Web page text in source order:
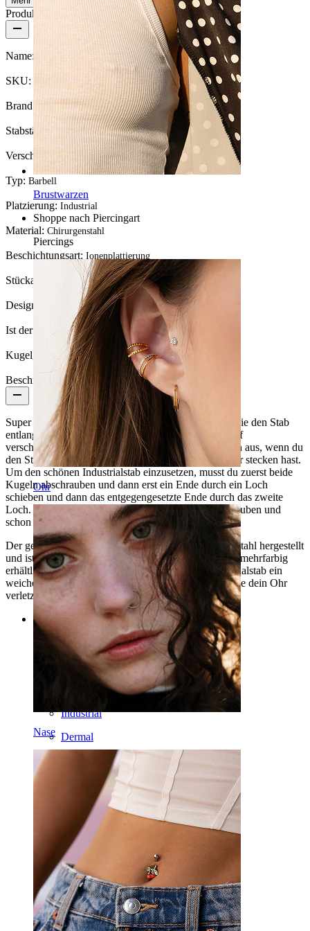
Brustwarzen
Shoppe nach Piercingart
Piercings
Ohr
Nase
Produktdetails
Name: Gewellter Industrialstab
SKU: Barbell-24
Brand: Bodymod Trend
Stabstärke: 1,6 mm
Verschlusstyp: Außengewinde
Typ: Barbell
Platzierung: Industrial
Material: Chirurgenstahl
Beschichtungsart: Ionenplattierung
Stückanzahl:
Design: Zick-Zack
Ist der Schmuck beschichtet?: Ja, ganzer Schmuck
Kugelgröße: 5 mm
Beschreibung
Super coolerIndustrialstabmit zwei kleinen Wellen, die den Stab
entlang rollen. Dieses Schmuckstück kannst du in fünf
verschiedenen Farben bestellen und es sieht am besten aus, wenn du
den Stab etwas schräg in deinen beiden Piercinglöcher stecken hast.
Um den schönen Industrialstab einzusetzen, musst du zuerst beide
Kugeln abschrauben und dann erst ein Ende durch ein Loch
schieben und dann das entgegengesetzte Ende durch das zweite
Loch. Danach nur noch beide Schließkugeln aufschrauben und
schon sitzt dein Industrialstab an der richtigen Stelle.
Der gewellte Industrialstab wurde aus chirurgischen Stahl hergestellt
und ist in den Farben blank, schwarz, blau, gold oder mehrfarbig
erhältlich. Das wellige Design verleiht diesem Industrialstab ein
weiches, abgerundetes Bild und kann in keinster Weise dein Ohr
verletzen.
Kategorien
Bauchnabel
Lippen
Brustwarzen
Industrial
Dermal
Septum
14kt. Gold
Clip-on
Labret
Zunge
Nase